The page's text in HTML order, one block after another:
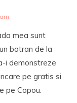
mea sunt
batran de la
i demonstreze
pe gratis si
pe Copou.